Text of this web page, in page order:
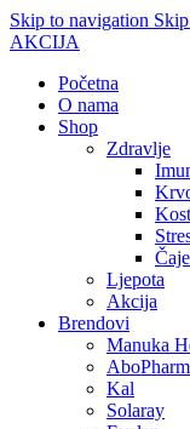
Skip to navigation
AKCIJA
Početna
O nama
Shop
Zdravlje
Ljepota
Akcija
Brendovi
Manuka
Kal
Solaray